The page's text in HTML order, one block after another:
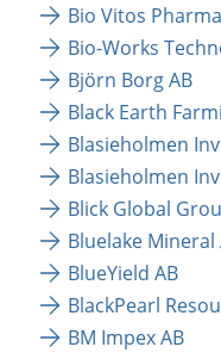
Bio Vitos
Bio-Works
Björn Borg AB
Black Earth
Blasieholmen
Blasieholmen
Blick Global
Bluelake Mineral
BlueYield AB
BlackPearl
BM Impex AB